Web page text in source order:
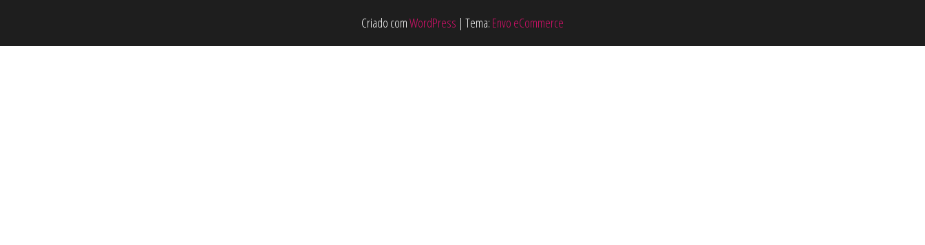
Criado comWordPress | Tema: Envo eCommerce